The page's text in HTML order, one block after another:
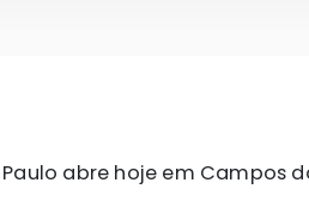
Paulo abre hoje em Campos